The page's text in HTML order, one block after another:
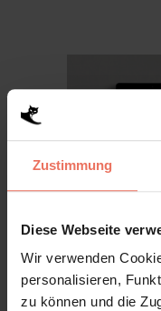
Zustimmung
Diese Webseite
Wir verwenden
personalisieren,
zu können und die